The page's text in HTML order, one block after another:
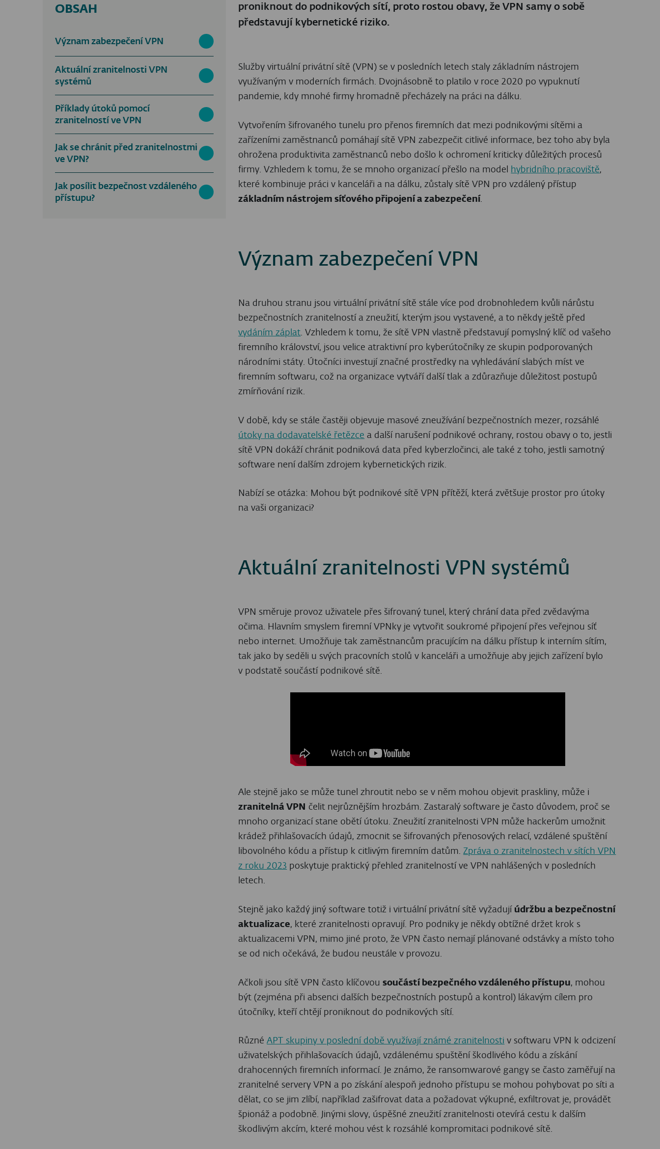
OBSAH
Význam zabezpečení VPN
Aktuální zranitelnosti VPN
systémů
Příklady útoků pomocí
zranitelností ve VPN
Jak se chránit před zranitelnostmi
ve VPN?
Jak posílit bezpečnost vzdáleného
přístupu?
proniknout do podnikových sítí, proto rostou obavy, že VPN samy o sobě
představují kybernetické riziko.
Služby virtuální privátní sítě (VPN) se v posledních letech staly základním nástrojem
využívaným v moderních firmách. Dvojnásobně to platilo v roce 2020 po vypuknutí
pandemie, kdy mnohé firmy hromadně přecházely na práci na dálku.
Vytvořením šifrovaného tunelu pro přenos firemních dat mezi podnikovými sítěmi a
zařízeními zaměstnanců pomáhají sítě VPN zabezpečit citlivé informace, bez toho aby byla
ohrožena produktivita zaměstnanců nebo došlo k ochromení kriticky důležitých procesů
firmy. Vzhledem k tomu, že se mnoho organizací přešlo na model
hybridního pracoviště,
které kombinuje práci v kanceláři a na dálku, zůstaly sítě VPN pro vzdálený přístup
základním nástrojem síťového připojení a zabezpečení.
Význam zabezpečení VPN
Na druhou stranu jsou virtuální privátní sítě stále více pod drobnohledem kvůli nárůstu
bezpečnostních zranitelností a zneužití, kterým jsou vystavené, a to někdy ještě před
vydáním záplat . Vzhledem k tomu, že sítě VPN vlastně představují pomyslný klíč od vašeho
firemního království, jsou velice atraktivní pro kyberútočníky ze skupin podporovaných
národními státy. Útočníci investují značné prostředky na vyhledávání slabých míst ve
firemním softwaru, což na organizace vytváří další tlak a zdůrazňuje důležitost postupů
zmírňování rizik.
V době, kdy se stále častěji objevuje masové zneužívání bezpečnostních mezer, rozsáhlé
útoky na dodavatelské řetězce a další narušení podnikové ochrany, rostou obavy o to, jestli
sítě VPN dokáží chránit podniková data před kyberzločinci, ale také z toho, jestli samotný
software není dalším zdrojem kybernetických rizik.
Nabízí se otázka: Mohou být podnikové sítě VPN přítěží, která zvětšuje prostor pro útoky
na vaši organizaci?
Aktuální zranitelnosti VPN systémů
VPN směruje provoz uživatele přes šifrovaný tunel, který chrání data před zvědavýma
očima. Hlavním smyslem firemní VPNky je vytvořit soukromé připojení přes veřejnou síť
nebo internet. Umožňuje tak zaměstnancům pracujícím na dálku přístup k interním sítím,
tak jako by seděli u svých pracovních stolů v kanceláři a umožňuje aby jejich zařízení bylo
v podstatě součástí podnikové sítě.
Ale stejně jako se může tunel zhroutit nebo se v něm mohou objevit praskliny, může i
zranitelná VPN čelit nejrůznějším hrozbám. Zastaralý software je často důvodem, proč se
mnoho organizací stane obětí útoku. Zneužití zranitelnosti VPN může hackerům umožnit
krádež přihlašovacích údajů, zmocnit se šifrovaných přenosových relací, vzdálené spuštění
libovolného kódu a přístup k citlivým firemním datům. Zpráva o zranitelnostech v sítích VPN
z roku 2023 poskytuje praktický přehled zranitelností ve VPN nahlášených v posledních
letech.
Stejně jako každý jiný software totiž i virtuální privátní sítě vyžadují údržbu a bezpečnostní
aktualizace, které zranitelnosti opravují. Pro podniky je někdy obtížné držet krok s
aktualizacemi VPN, mimo jiné proto, že VPN často nemají plánované odstávky a místo toho
se od nich očekává, že budou neustále v provozu.
Ačkoli jsou sítě VPN často klíčovousoučástí bezpečného vzdáleného přístupu, mohou
být (zejména při absenci dalších bezpečnostních postupů a kontrol) lákavým cílem pro
útočníky, kteří chtějí proniknout do podnikových sítí.
RůznéAPT skupiny v poslední době využívají známé zranitelnosti v softwaru VPN k odcizení
uživatelských přihlašovacích údajů, vzdálenému spuštění škodlivého kódu a získání
drahocenných firemních informací. Je známo, že ransomwarové gangy se často zaměřují na
zranitelné servery VPN a po získání alespoň jednoho přístupu se mohou pohybovat po síti a
dělat, co se jim zlíbí, například zašifrovat data a požadovat výkupné, exfiltrovat je, provádět
špionáž a podobně. Jinými slovy, úspěšné zneužití zranitelnosti otevírá cestu k dalším
škodlivým akcím, které mohou vést k rozsáhlé kompromitaci podnikové sítě.